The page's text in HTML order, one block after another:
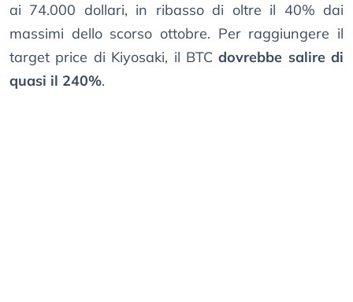
ai 74.000 dollari, in ribasso di oltre il 40% dai
massimi dello scorso ottobre. Per raggiungere il
target price di Kiyosaki, il BTCdovrebbe salire di
quasi il 240%.